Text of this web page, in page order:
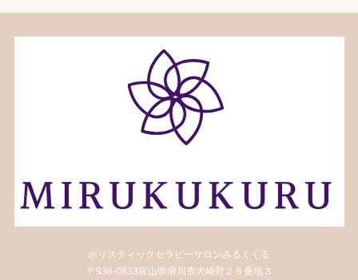
ホリスティックセラピーサロンみるくくる
〒936-0833富山県滑川市大崎野２６番地３